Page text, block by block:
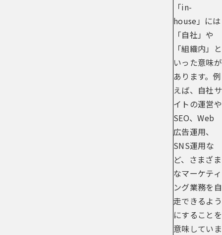
「in-
house」には
「自社」や
「組織内」と
いった意味が
あります。例
えば、自社サ
イトの運営や
SEO、Web
広告運用、
SNS運用な
ど、さまざま
なマーケティ
ング業務を自
走できるよう
にすることを
意味していま